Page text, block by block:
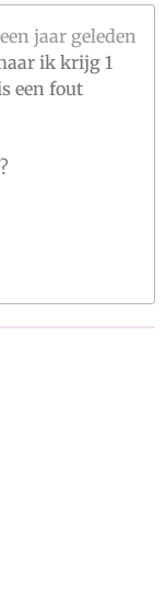
een jaar geleden
ik krijg 1
een fout